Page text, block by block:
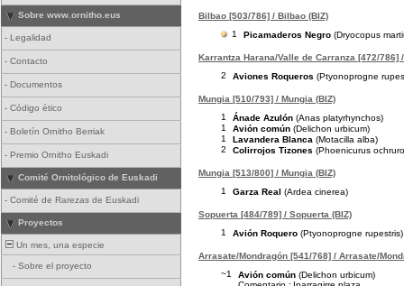
Sobre www.ornitho.eus
- Legalidad
- Contacto
- Documentos
- Código ético
- Boletín Ornitho Berriak
- Premio Ornitho Euskadi
Comité Ornitológico de Euskadi
- Comité de Rarezas de Euskadi
Proyectos
Un mes, una especie
- Sobre el proyecto
Bilbao [503/786] / Bilbao (BIZ)
1
Picamaderos Negro (Dryocopus
Karrantza Harana/Valle de Carranza [472/786]
2
Aviones Roqueros (Ptyonoprogne
Mungia [510/793] / Mungia (BIZ)
1
Ánade Azulón (Anas platyrhynchos)
1
Avión común (Delichon urbicum)
1
Lavandera Blanca (Motacilla alba)
2
Colirrojos Tizones (Phoenicurus
Mungia [513/800] / Mungia (BIZ)
1
Garza Real (Ardea cinerea)
Sopuerta [484/789] / Sopuerta (BIZ)
1
Avión Roquero (Ptyonoprogne rupestris)
Arrasate/Mondragón [541/768] / Arrasate/
~1
Avión común (Delichon urbicum)